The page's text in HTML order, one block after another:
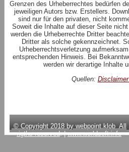
Grenzen des Urheberrechtes bedürfen
jeweiligen Autors bzw. Erstellers.
sind nur für den privaten, nicht
Soweit die Inhalte auf dieser Seite
werden die Urheberrechte Dritter
Dritter als solche gekennzeichnet.
Urheberrechtsverletzung
entsprechenden Hinweis. Bei
werden wir derartige Inhalte
Quellen:
© Copyright 2018 by webpoint.klob All
rigths reserved. |www.worldsoft.info